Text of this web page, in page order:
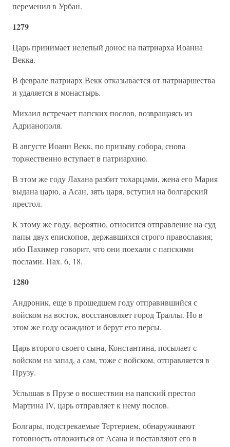
переменил в Урбан.
1279
Царь принимает нелепый донос на патриарха Иоанна
Векка.
В феврале патриарх Векк отказывается от патриаршества
и удаляется в монастырь.
Михаил встречает папских послов, возвращаясь из
Адрианополя.
В августе Иоанн Векк, по призыву собора, снова
торжественно вступает в патриархию.
В этом же году Лахана разбит тохарцами, жена его Мария
выдана царю, а Асан, зять царя, вступил на болгарский
престол.
К этому же году, вероятно, относится отправление на суд
папы двух епископов, державшихся строго православия;
ибо Пахимер говорит, что они поехали с папскими
послами. Пах. 6, 18.
1280
Андроник, еще в прошедшем году отправившийся с
войском на восток, восстановляет город Траллы. Но в
этом же году осаждают и берут его персы.
Царь второго своего сына, Константина, посылает с
войском на запад, а сам, тоже с войском, отправляется в
Прузу.
Услышав в Прузе о восшествии на папский престол
Мартина IV, царь отправляет к нему послов.
Болгары, подстрекаемые Tepтерием, обнаруживают
готовность отложиться от Асана и поставляют его в